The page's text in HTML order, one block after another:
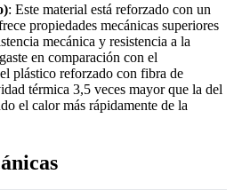
: Este material está reforzado con un
propiedades mecánicas superiores
mecánica y resistencia a la
en comparación con el
plástico reforzado con fibra de
térmica 3,5 veces mayor que la del
el calor más rápidamente de la